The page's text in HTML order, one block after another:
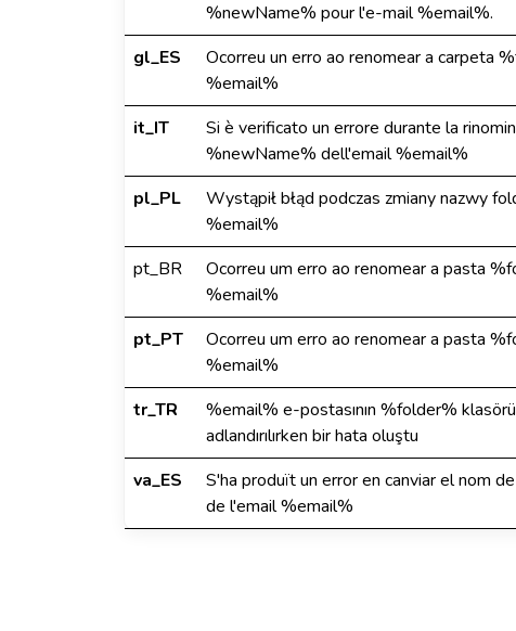
%newName% pour l'e-mail %email%.
gl_ES
Ocorreu un erro ao renomear a carpeta
%email%
it_IT
Si è verificato un errore durante la
%newName% dell'email %email%
pl_PL
Wystąpił błąd podczas zmiany nazwy
%email%
pt_BR
Ocorreu um erro ao renomear a pasta
%email%
pt_PT
Ocorreu um erro ao renomear a pasta
%email%
tr_TR
%email% e-postasının %folder%
adlandırılırken bir hata oluştu
va_ES
S'ha produït un error en canviar el nom
de l'email %email%